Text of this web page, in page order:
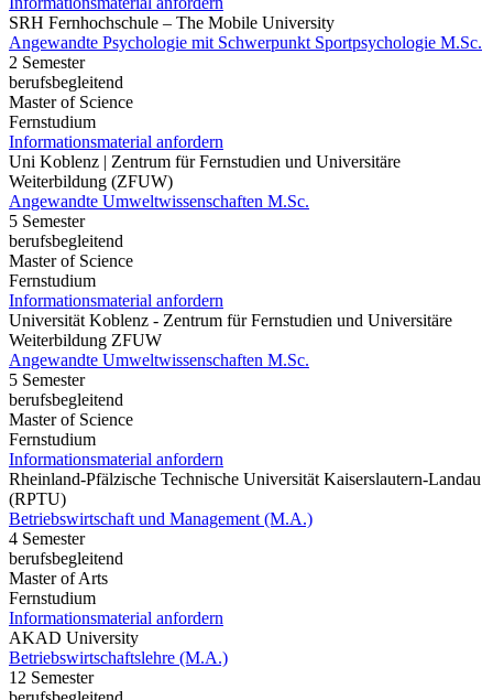
SRH Fernhochschule – The Mobile University
Angewandte Psychologie mit Schwerpunkt Sportpsychologie M.Sc.
2 Semester
berufsbegleitend
Master of Science
Fernstudium
Informationsmaterial anfordern
Uni Koblenz | Zentrum für Fernstudien und Universitäre
Weiterbildung (ZFUW)
Angewandte Umweltwissenschaften M.Sc.
5 Semester
berufsbegleitend
Master of Science
Fernstudium
Informationsmaterial anfordern
Universität Koblenz - Zentrum für Fernstudien und Universitäre
Weiterbildung ZFUW
Angewandte Umweltwissenschaften M.Sc.
5 Semester
berufsbegleitend
Master of Science
Fernstudium
Informationsmaterial anfordern
Rheinland-Pfälzische Technische Universität Kaiserslautern-Landau
(RPTU)
Betriebswirtschaft und Management (M.A.)
4 Semester
berufsbegleitend
Master of Arts
Fernstudium
Informationsmaterial anfordern
AKAD University
Betriebswirtschaftslehre (M.A.)
12 Semester